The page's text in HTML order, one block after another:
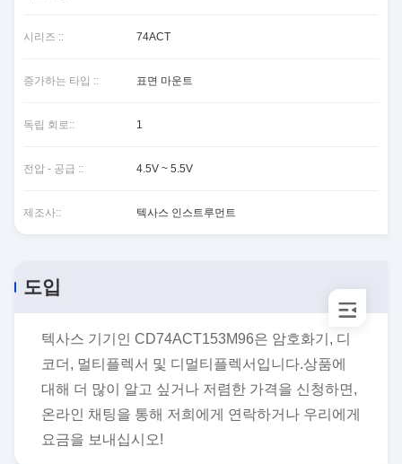
시리즈 :: 74ACT
증가하는 타입 :: 표면 마운트
독립 회로:: 1
전압 - 공급 :: 4.5V ~ 5.5V
제조사:: 텍사스 인스트루먼트
도입
텍사스 기기인 CD74ACT153M96은 암호화기, 디
코더, 멀티플렉서 및 디멀티플렉서입니다.상품에
대해 더 많이 알고 싶거나 저렴한 가격을 신청하면,
온라인 채팅을 통해 저희에게 연락하거나 우리에게
요금을 보내십시오!